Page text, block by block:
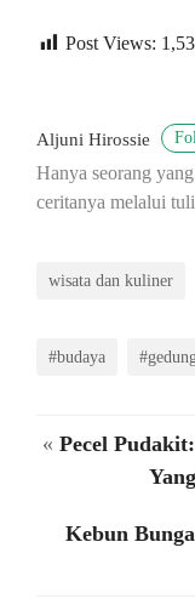
Post Views:
Aljuni Hirossie
Hanya seorang
ceritanya melalui
wisata dan kuliner
#budaya
« Pecel
Kebun